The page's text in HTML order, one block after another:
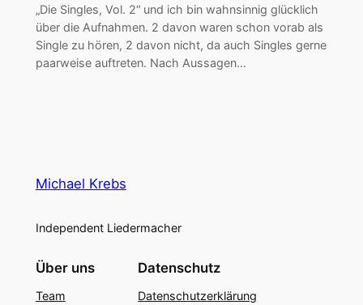
„Die Singles, Vol. 2“ und ich bin wahnsinnig glücklich
über die Aufnahmen. 2 davon waren schon vorab als
Single zu hören, 2 davon nicht, da auch Singles gerne
paarweise auftreten. Nach Aussagen…
Michael Krebs
Independent Liedermacher
Über uns
Team
Datenschutz
Datenschutzerklärung